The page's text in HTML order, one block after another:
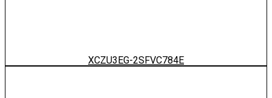
XCZU3EG-2SFVC784E